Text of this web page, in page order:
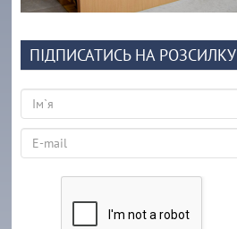
ПІДПИСАТИСЬ НА РОЗСИЛКУ